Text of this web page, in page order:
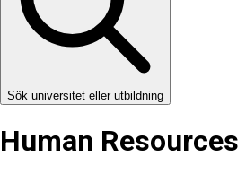
Sök universitet eller utbildning
Human